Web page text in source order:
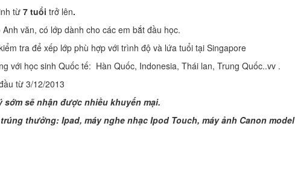
từ7 tuổi trở lên.
có lớp dành cho các em bắt đầu học.
để xếp lớp phù hợp với trình độ và lứa tuổi tại Singapore
sinh Quốc tế: Hàn Quốc, Indonesia, Thái lan, Trung Quốc..vv .
từ 3/12/2013
sớm sẽ nhận được nhiều khuyến mại.
thưởng: Ipad, máy nghe nhạc Ipod Touch, máy ảnh Canon model